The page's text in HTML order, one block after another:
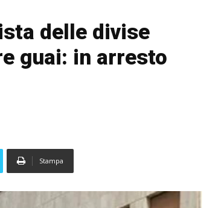
delle divise
guai: in arresto
Stampa